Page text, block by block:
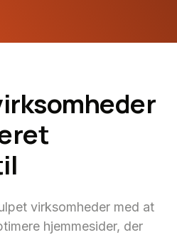
irksomheder
ret
il
virksomheder med at
hjemmesider, der